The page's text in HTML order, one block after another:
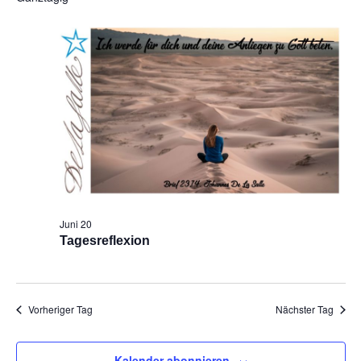
und
Tagesreflexion
Juni 20
Vorheriger Tag Nächster Tag